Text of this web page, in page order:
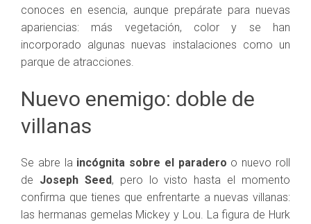
conoces en esencia, aunque prepárate para nuevas
apariencias: más vegetación, color y se han
incorporado algunas nuevas instalaciones como un
parque de atracciones.
Nuevo enemigo: doble de
villanas
Se abre la incógnita sobre el paradero o nuevo roll
de Joseph Seed, pero lo visto hasta el momento
confirma que tienes que enfrentarte a nuevas villanas:
las hermanas gemelas Mickey y Lou. La figura de Hurk